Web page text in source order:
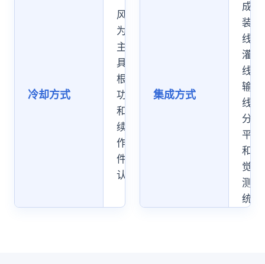
冷却方式
风冷
为
主，
具体
根据
功率
和连
续工
作条
件确
认
集成方式
成包
装
线、
灌装
线、
输送
线、
分页
平台
和视
觉检
测系
统